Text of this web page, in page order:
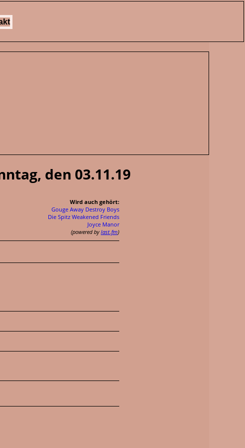
den 03.11.19
Wird auch gehört:
Gouge Away Destroy Boys
Die Spitz Weakened Friends
Joyce Manor
(powered bylast.fm)